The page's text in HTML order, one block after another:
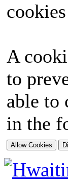
A
to
able to
in the